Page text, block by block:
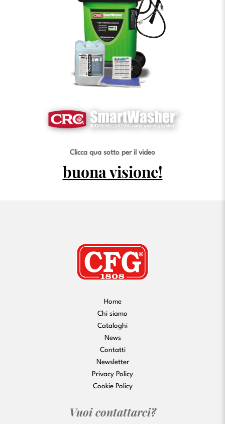
Clicca qua sotto per il video
buona visione!
Home
Chi siamo
Cataloghi
News
Contatti
Newsletter
Privacy Policy
Cookie Policy
Vuoi contattarci?